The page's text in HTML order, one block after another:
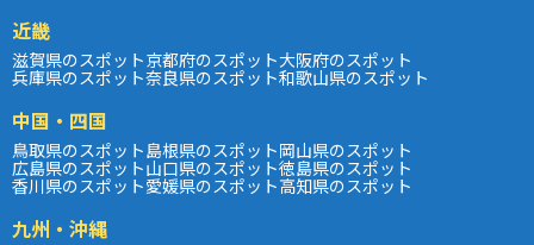
近畿
滋賀県のスポット京都府のスポット大阪府のスポット
兵庫県のスポット奈良県のスポット和歌山県のスポット
中国・四国
鳥取県のスポット島根県のスポット岡山県のスポット
広島県のスポット山口県のスポット徳島県のスポット
香川県のスポット愛媛県のスポット高知県のスポット
九州・沖縄